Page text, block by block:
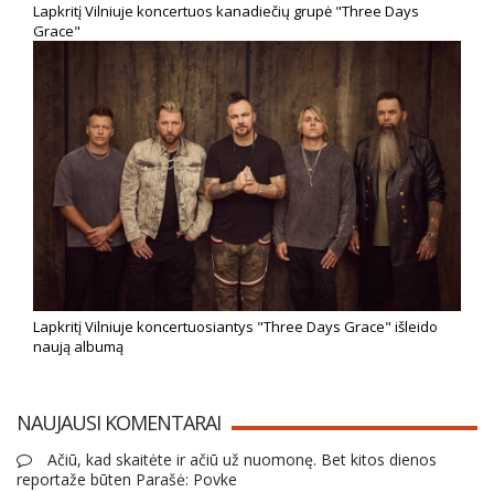
Lapkritį Vilniuje koncertuos kanadiečių grupė "Three Days
Grace"
Lapkritį Vilniuje koncertuosiantys "Three Days Grace" išleido
naują albumą
NAUJAUSI KOMENTARAI
Ačiū, kad skaitėte ir ačiū už nuomonę. Bet kitos dienos
reportaže būten Parašė: Povke